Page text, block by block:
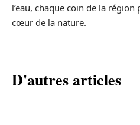
l’eau, chaque coin de la
cœur de la nature.
D'autres articles